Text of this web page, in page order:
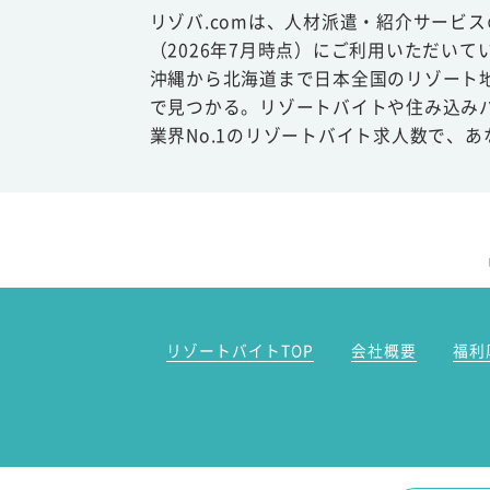
リゾバ.comは、人材派遣・紹介サービ
（2026年7月時点）にご利用いただいて
沖縄から北海道まで日本全国のリゾー
で見つかる。リゾートバイトや住み込
業界No.1のリゾートバイト求人数で、
リゾートバイトTOP 会社概要 福利